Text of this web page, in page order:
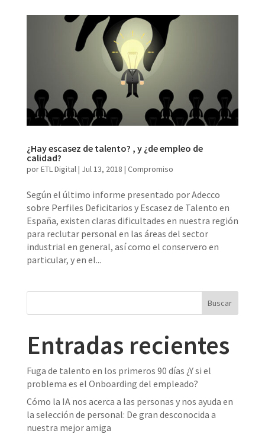
¿Hay escasez de talento? , y ¿de empleo de
calidad?
porETL Digital| Jul 13, 2018 | Compromiso
Según el último informe presentado por Adecco
sobre Perfiles Deficitarios y Escasez de Talento en
España, existen claras dificultades en nuestra región
para reclutar personal en las áreas del sector
industrial en general, así como el conservero en
particular, y en el...
Entradas recientes
Fuga de talento en los primeros 90 días ¿Y si el
problema es el Onboarding del empleado?
Cómo la IA nos acerca a las personas y nos ayuda en
la selección de personal: De gran desconocida a
nuestra mejor amiga